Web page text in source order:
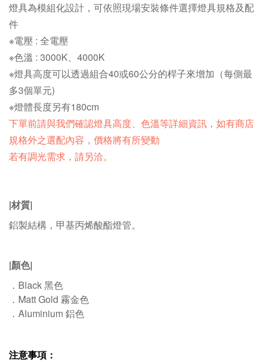
燈具為模組化設計，可依照現場安裝條件選擇燈具規格及配
件
※電壓 : 全電壓
※色溫 : 3000K、4000K
※燈具高度可以透過組合40或60公分的桿子來增加（每側最
多3個單元)
※燈體長度另有180cm
下單前請與我們確認燈具高度、色溫等詳細資訊，如有商店
規格外之選配內容，價格將有所變動
若有調光需求，請另洽。
|材質|
鋁製結構，甲基丙烯酸酯燈管。
|顏色|
．Black 黑色
．Matt Gold 霧金色
．Aluminium 鋁色
注意事項：